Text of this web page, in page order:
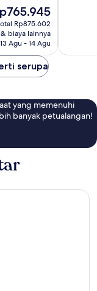
Rp875.602
biaya lainnya
13 Agu - 14 Agu
serupa
yang memenuhi
banyak petualangan!